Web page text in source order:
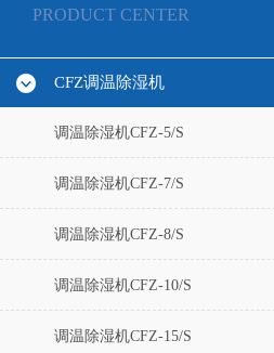
PRODUCT CENTER
CFZ调温除湿机
调温除湿机CFZ-5/S
调温除湿机CFZ-7/S
调温除湿机CFZ-8/S
调温除湿机CFZ-10/S
调温除湿机CFZ-15/S